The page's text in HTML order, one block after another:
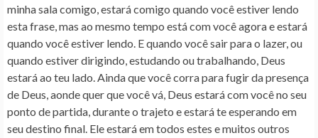
minha sala comigo, estará comigo quando você estiver lendo
esta frase, mas ao mesmo tempo está com você agora e estará
quando você estiver lendo. E quando você sair para o lazer, ou
quando estiver dirigindo, estudando ou trabalhando, Deus
estará ao teu lado. Ainda que você corra para fugir da presença
de Deus, aonde quer que você vá, Deus estará com você no seu
ponto de partida, durante o trajeto e estará te esperando em
seu destino final. Ele estará em todos estes e muitos outros